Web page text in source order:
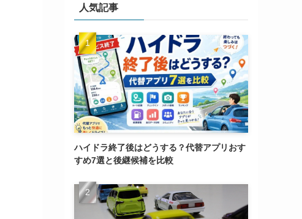
人気記事
ハイドラ終了後はどうする？代替アプリおす
すめ7選と後継候補を比較